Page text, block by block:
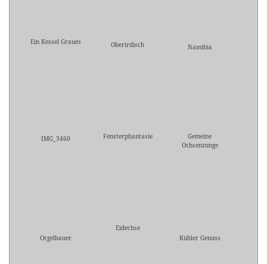
Ein Kessel Graues Oberirdisch Namibia
IMG_3460 Fensterphantasie
Gemeine
Ochsenzunge
Orgelbauer
Eidechse
Kühler Genuss